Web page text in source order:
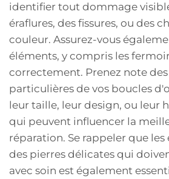
identifier tout dommage
éraflures, des fissures, ou des
couleur. Assurez-vous
éléments, y compris les
correctement. Prenez note
particulières de vos boucles
leur taille, leur design, ou leur
qui peuvent influencer la
réparation. Se rappeler que
des pierres délicates qui
avec soin est également